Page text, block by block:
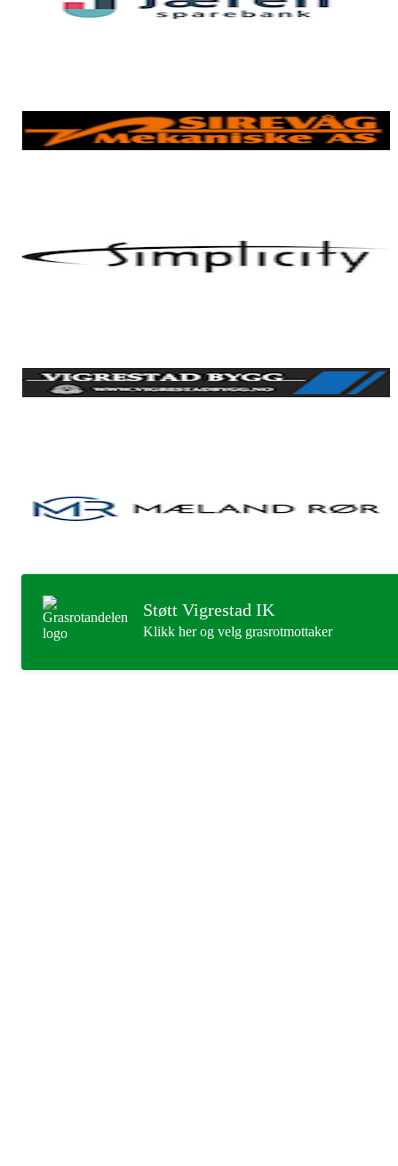
Støtt Vigrestad IK
Klikk her og velg grasrotmottaker